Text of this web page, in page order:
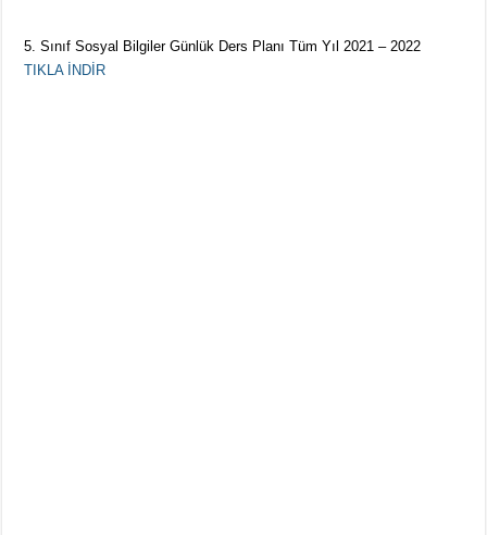
5. Sınıf Sosyal Bilgiler Günlük Ders Planı Tüm Yıl 2021 – 2022
TIKLA İNDİR